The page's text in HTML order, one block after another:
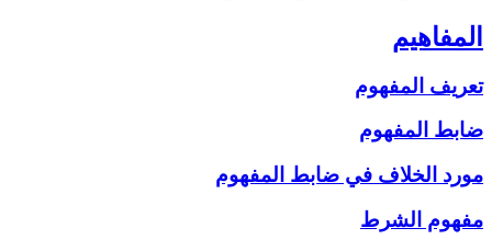
المفاهيم‏
تعريف المفهوم
ضابط المفهوم
مورد الخلاف في ضابط المفهوم
مفهوم الشرط